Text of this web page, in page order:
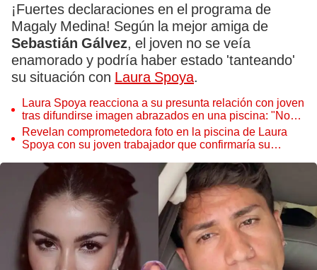
¡Fuertes declaraciones en el programa de
Magaly Medina! Según la mejor amiga de
Sebastián Gálvez, el joven no se veía
enamorado y podría haber estado 'tanteando'
su situación con Laura Spoya.
Laura Spoya reacciona a su presunta relación con joven
tras difundirse imagen abrazados en una piscina: "No
me da la gana"
Revelan comprometedora foto en la piscina de Laura
Spoya con su joven trabajador que confirmaría su